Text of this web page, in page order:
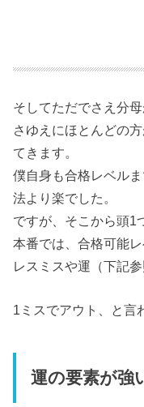
そしてただでさえ分
さゆえにほとんどの
てきます。
僕自身も合格レベル
法より楽でした。
ですが、そこから頭1
本番では、合格可能
レスミスや運（下記
1ミスでアウト、と言
運の要素が強